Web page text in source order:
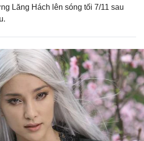
Lăng Hách lên sóng tối 7/11 sau